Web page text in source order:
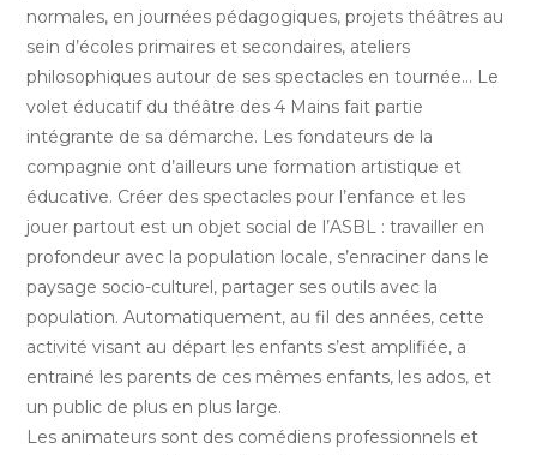
normales, en journées pédagogiques, projets théâtres au
sein d’écoles primaires et secondaires, ateliers
philosophiques autour de ses spectacles en tournée… Le
volet éducatif du théâtre des 4 Mains fait partie
intégrante de sa démarche. Les fondateurs de la
compagnie ont d’ailleurs une formation artistique et
éducative. Créer des spectacles pour l’enfance et les
jouer partout est un objet social de l’ASBL : travailler en
profondeur avec la population locale, s’enraciner dans le
paysage socio-culturel, partager ses outils avec la
population. Automatiquement, au fil des années, cette
activité visant au départ les enfants s’est amplifiée, a
entrainé les parents de ces mêmes enfants, les ados, et
un public de plus en plus large.
Les animateurs sont des comédiens professionnels et